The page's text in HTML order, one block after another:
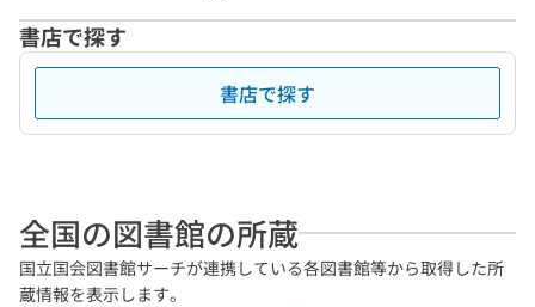
書店で探す
書店で探す
全国の図書館の所蔵
国立国会図書館サーチが連携している各図書館等から取得した所
蔵情報を表示します。